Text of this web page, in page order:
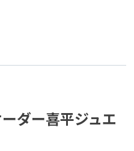
ダー喜平ジュエ